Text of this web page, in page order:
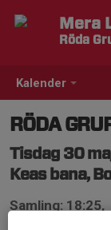
Kalender
Mera
Röda
RÖDA
Tisdag 30
Keas bana,
Samling: 18:25,